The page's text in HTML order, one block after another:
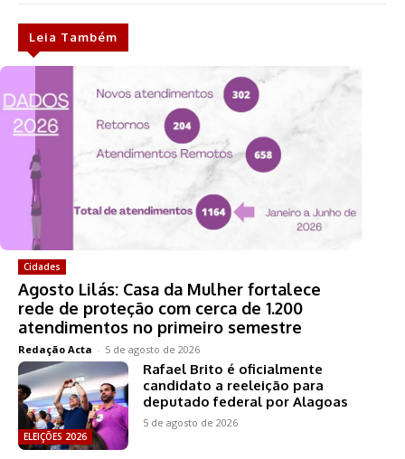
Leia Também
Cidades
Agosto Lilás: Casa da Mulher fortalece
rede de proteção com cerca de 1.200
atendimentos no primeiro semestre
Redação Acta - 5 de agosto de 2026
ELEIÇÕES 2026
Rafael Brito é oficialmente
candidato a reeleição para
deputado federal por Alagoas
5 de agosto de 2026